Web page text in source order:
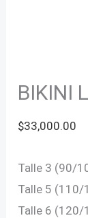
BIKINI
$33,000.00
Talle 3 (90/
Talle 5 (110/
Talle 6 (120/